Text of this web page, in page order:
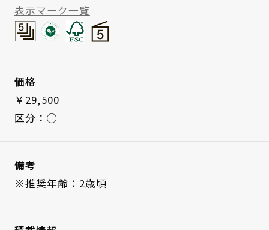
表示マーク一覧
価格
￥29,500
区分：◯
備考
※推奨年齢：2歳頃